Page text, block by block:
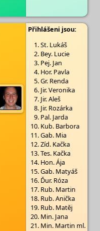
Přihlášeni jsou:
St. Lukáš
Bey. Lucie
Pej. Jan
Hor. Pavla
Gr. Renda
Jir. Veronika
Jir. Aleš
Jir. Rozárka
Pal. Jarda
Kub. Barbora
Gab. Mia
Zíd. Kačka
Tes. Kačka
Hon. Ája
Gab. Matyáš
Ďur. Róza
Rub. Martin
Rub. Anička
Rub. Matěj
Min. Jana
Min. Martin ml.